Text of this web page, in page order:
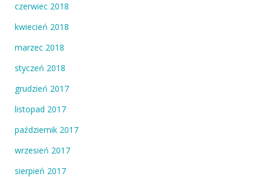
czerwiec 2018
kwiecień 2018
marzec 2018
styczeń 2018
grudzień 2017
listopad 2017
październik 2017
wrzesień 2017
sierpień 2017